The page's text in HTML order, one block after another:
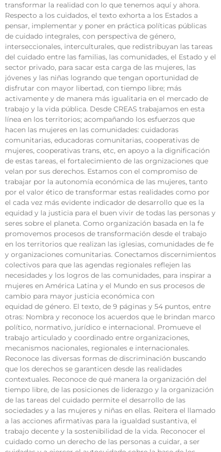
transformar la realidad con lo que tenemos aquí y ahora.
Respecto a los cuidados, el texto exhorta a los Estados a
pensar, implementar y poner en práctica políticas públicas
de cuidado integrales, con perspectiva de género,
interseccionales, interculturales, que redistribuyan las tareas
del cuidado entre las familias, las comunidades, el Estado y el
sector privado, para sacar esta carga de las mujeres, las
jóvenes y las niñas logrando que tengan oportunidad de
disfrutar con mayor libertad, con tiempo libre; más
activamente y de manera más igualitaria en el mercado de
trabajo y la vida pública. Desde CREAS trabajamos en esta
línea en los territorios; acompañando los esfuerzos que
hacen las mujeres en las comunidades: cuidadoras
comunitarias, educadoras comunitarias, cooperativas de
mujeres, cooperativas trans, etc, en apoyo a la dignificación
de estas tareas, el fortalecimiento de las orgnizaciones que
velan por sus derechos. Estamos con el compromiso de
trabajar por la autonomía económica de las mujeres, tanto
por el valor ético de transformar estas realidades como por
el cada vez más evidente indicador de desarrollo que es la
equidad y la justicia para el buen vivir de todas las personas y
seres sobre el planeta. Como organización basada en la fe
promovemos procesos de transformación desde el trabajo
en los territorios que realizan las iglesias, comunidades de fe
y organizaciones comunitarias. Conectamos discernimientos
colectivos para que las agendas regionales reflejen las
necesidades y los logros de las comunidades, para inspirar a
mujeres en América Latina y el Mundo en sus procesos de
cambio para mayor justicia económica con
equidad de género. El texto, de 9 páginas y 54 puntos, entre
otras: Nombra y reconoce los acuerdos que le brindan marco
político, normativo, jurídico e internacional. Promueve el
trabajo articulado y coordinado entre organizaciones,
mecanismos nacionales, regionales e internacionales.
Reconoce las diversas formas de discriminación buscando
que los derechos se garanticen desde las realidades
contextuales. Reconoce de qué manera la organización del
tiempo libre, de las posiciones de liderazgo y la organización
de las tareas del cuidado permite el desarrollo de las
sociedades y a las mujeres y niñas en ellas. Reitera el llamado
a las acciones afirmativas para la igualdad sustantiva, el
trabajo decente y la sostenibilidad de la vida. Reconocer el
cuidado como un derecho de las personas a cuidar, a ser